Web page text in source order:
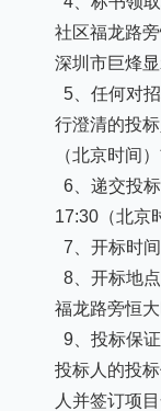
社区福龙路
深圳市巨烽
5、任何对
行澄清的投
（北京时间
6、递交投
17:30（北京
7、开标时
8、开标地
福龙路旁恒
9、投标保
投标人的投
人并签订项